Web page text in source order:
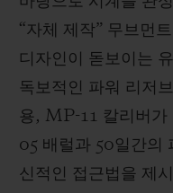
“자체 제작” 무브먼
디자인이 돋보이는
독보적인 파워 리저
용, MP-11 칼리버
05 배럴과 50일간의
신적인 접근법을 제